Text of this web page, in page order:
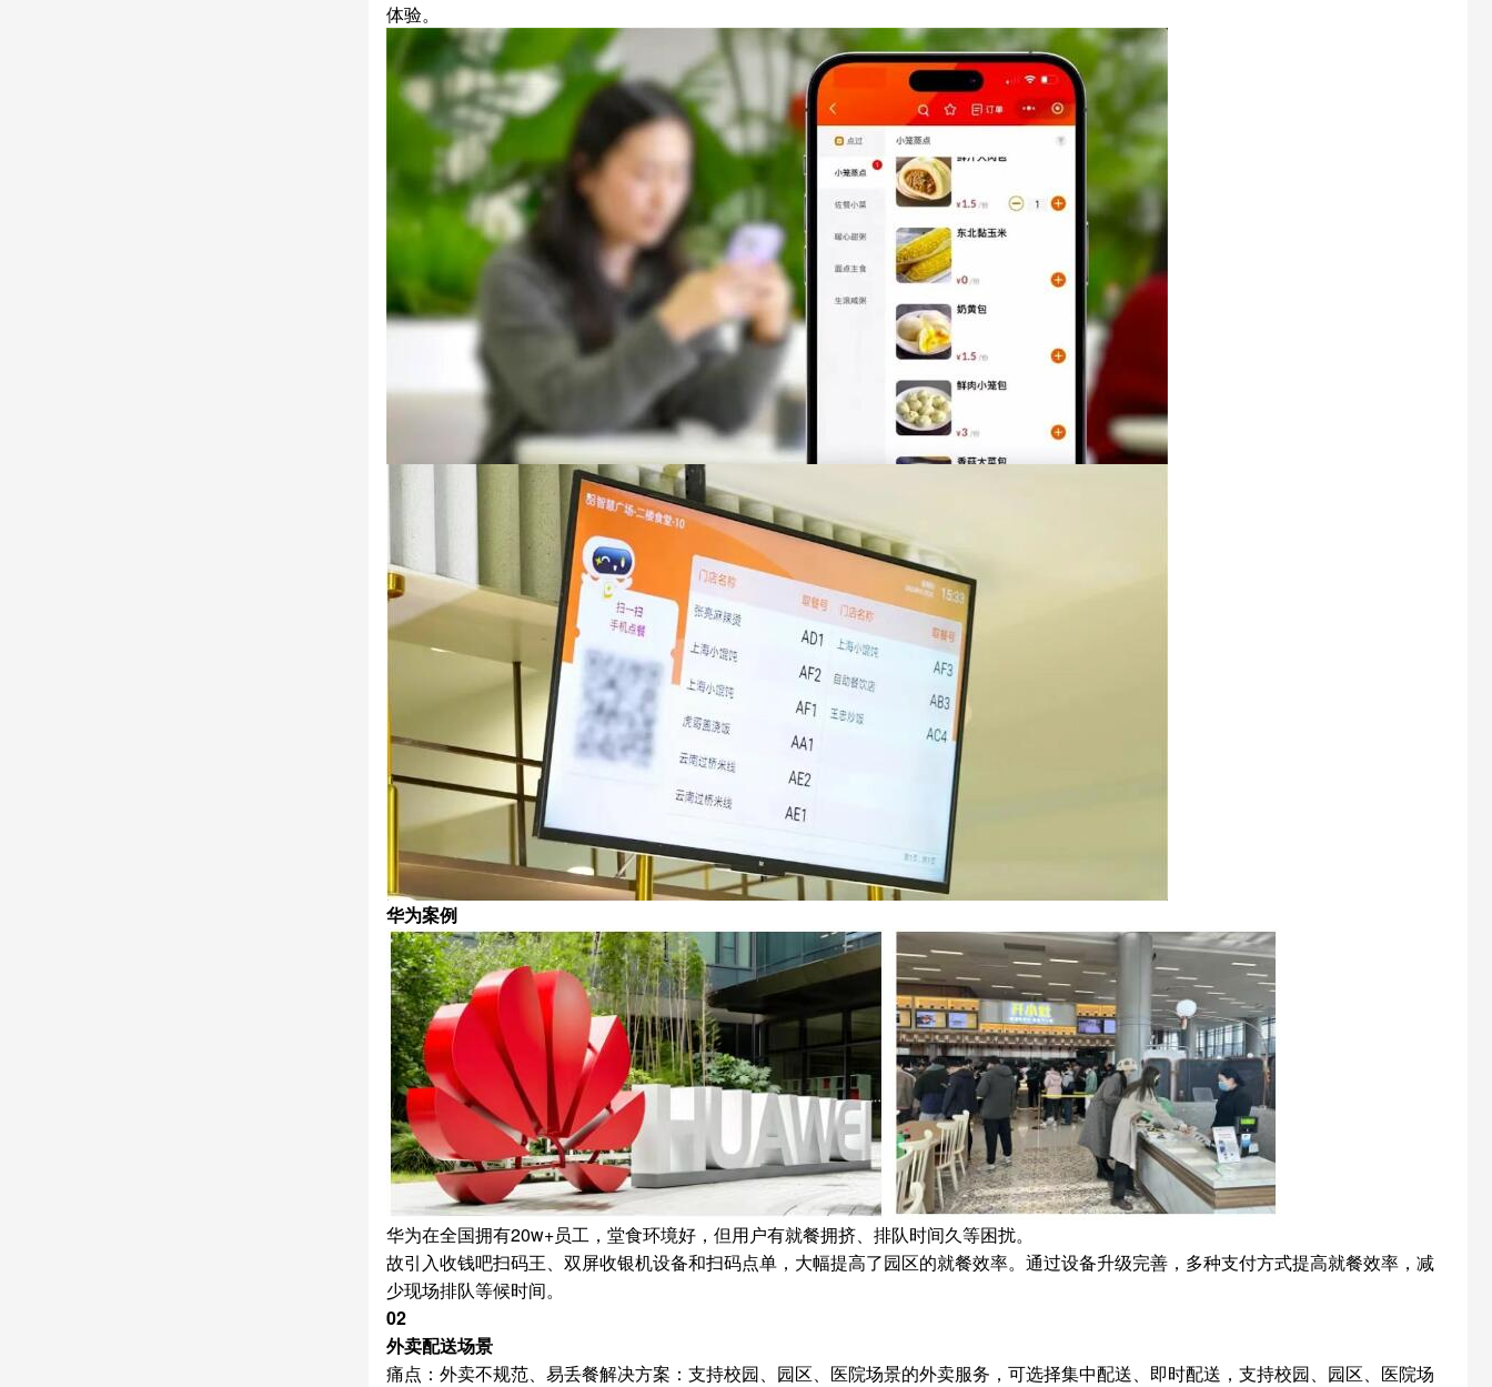
体验。
华为案例
华为在全国拥有20w+员工，堂食环境好，但用户有就餐拥挤、排队时间久等困扰。
故引入收钱吧扫码王、双屏收银机设备和扫码点单，大幅提高了园区的就餐效率。通过设备升级完善，多种支付方式提高就餐效率，减
少现场排队等候时间。
02
外卖配送场景
痛点：外卖不规范、易丢餐解决方案：支持校园、园区、医院场景的外卖服务，可选择集中配送、即时配送，支持校园、园区、医院场